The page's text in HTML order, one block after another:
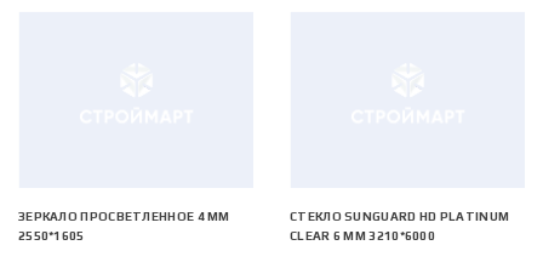
ЗЕРКАЛО ПРОСВЕТЛЕННОЕ 4 ММ
2550*1605
СТЕКЛО SUNGUARD HD PLATINUM
CLEAR 6 ММ 3210*6000